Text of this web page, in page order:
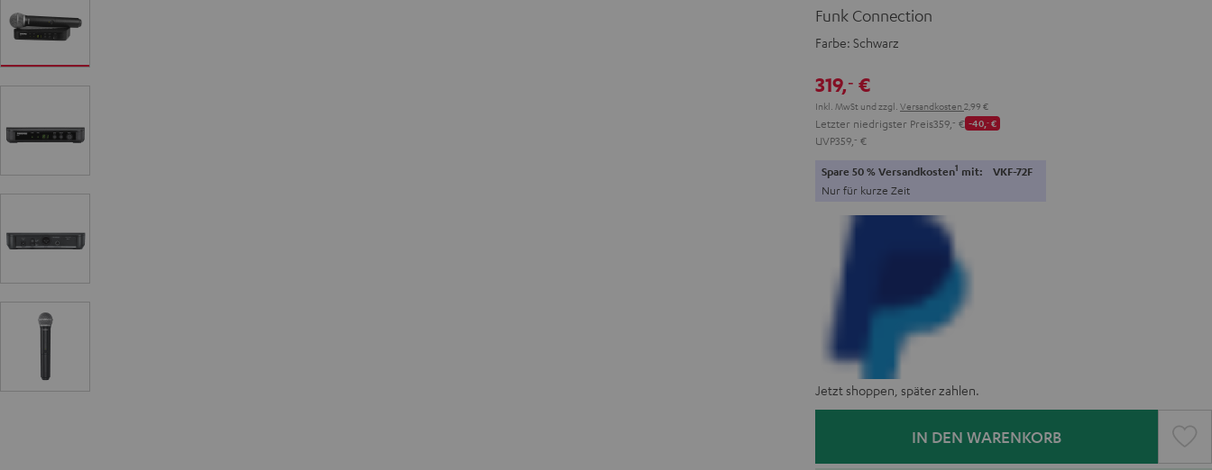
Funk Connection
Farbe: Schwarz
319,‐ €
Inkl. MwSt und zzgl. Versandkosten 2,99 €
Letzter niedrigster Preis359, ‐ € -40, ‐€
UVP359, ‐ €
Spare 50 % Versandkosten1 mit: VKF-72F
Nur für kurze Zeit
Jetzt shoppen, später zahlen.
IN DEN WARENKORB